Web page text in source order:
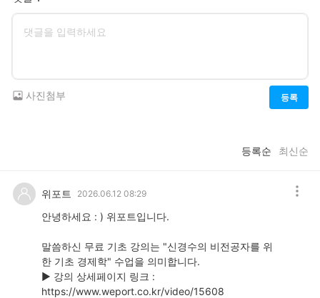
등록
사진첨부
등록순 최신순
위포트 2026.06.12 08:29
안녕하세요 : ) 위포트입니다.
말씀하신 무료 기초 강의는 "신경수의 비전공자를 위
한 기초 경제학" 수업을 의미합니다.
▶ 강의 상세페이지 링크 :
https://www.weport.co.kr/video/15608